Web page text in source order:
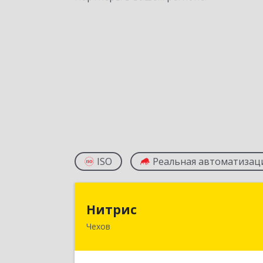
ISO Реальная
Нитрис
Чехов142350, Московская обл, Чехов м.о.,